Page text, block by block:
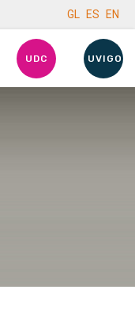
GL ES EN
UDC UVIGO